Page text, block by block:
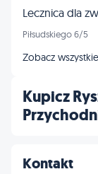
Kupicz
Kontakt
Piłsudskiego 6/5
Zobacz